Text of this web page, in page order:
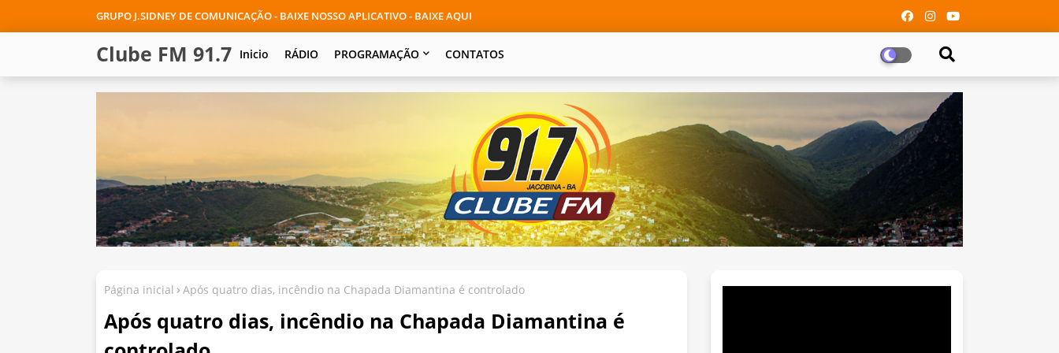
GRUPO J.SIDNEY DE COMUNICAÇÃO - BAIXE NOSSO APLICATIVO - BAIXE AQUI
Clube FM 91.7 Inicio RÁDIO PROGRAMAÇÃO CONTATOS
Página inicial Após quatro dias, incêndio na Chapada Diamantina é controlado
Após quatro dias, incêndio na Chapada Diamantina é